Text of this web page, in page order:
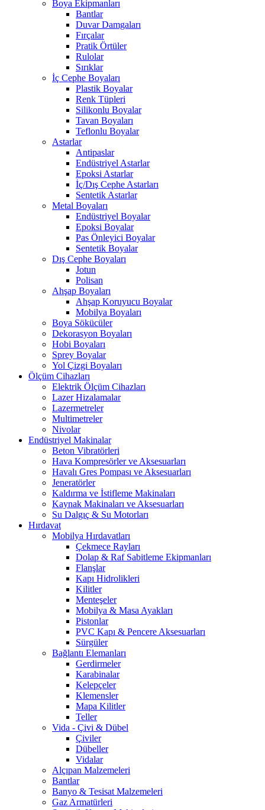
Boya Ekipmanları
Bantlar
Duvar Damgaları
Fırçalar
Pratik Örtüler
Rulolar
Sırıklar
İç Cephe Boyaları
Plastik Boyalar
Renk Tüpleri
Silikonlu Boyalar
Tavan Boyaları
Teflonlu Boyalar
Astarlar
Antipaslar
Endüstriyel Astarlar
Epoksi Astarlar
İç/Dış Cephe Astarları
Sentetik Astarlar
Metal Boyaları
Endüstriyel Boyalar
Epoksi Boyalar
Pas Önleyici Boyalar
Sentetik Boyalar
Dış Cephe Boyaları
Jotun
Polisan
Ahşap Boyaları
Ahşap Koruyucu Boyalar
Mobilya Boyaları
Boya Sökücüler
Dekorasyon Boyaları
Hobi Boyaları
Sprey Boyalar
Yol Çizgi Boyaları
Ölçüm Cihazları
Elektrik Ölçüm Cihazları
Lazer Hizalamalar
Lazermetreler
Multimetreler
Nivolar
Endüstriyel Makinalar
Beton Vibratörleri
Hava Kompresörler ve Aksesuarları
Havalı Gres Pompası ve Aksesuarları
Jeneratörler
Kaldırma ve İstifleme Makinaları
Kaynak Makinaları ve Aksesuarları
Su Dalgıç & Su Motorları
Hırdavat
Mobilya Hırdavatları
Çekmece Rayları
Dolap & Raf Sabitleme Ekipmanları
Flanşlar
Kapı Hidrolikleri
Kilitler
Menteşeler
Mobilya & Masa Ayakları
Pistonlar
PVC Kapı & Pencere Aksesuarları
Sürgüler
Bağlantı Elemanları
Gerdirmeler
Karabinalar
Kelepçeler
Klemensler
Mapa Kilitler
Teller
Vida - Çivi & Dübel
Çiviler
Dübeller
Vidalar
Alçıpan Malzemeleri
Bantlar
Banyo & Tesisat Malzemeleri
Gaz Armatürleri